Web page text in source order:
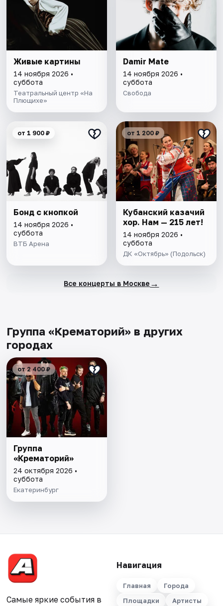
Живые картины
14 ноября 2026 •
суббота
Театральный центр «На
Плющихе»
Damir Mate
14 ноября 2026 •
суббота
Свобода
от 1 900 ₽
Бонд с кнопкой
14 ноября 2026 •
суббота
ВТБ Арена
от 1 200 ₽
Кубанский казачий
хор. Нам — 215 лет!
14 ноября 2026 •
суббота
ДК «Октябрь» (Подольск)
Все концерты в Москве →
Группа «Крематорий» в других
городах
от 2 400 ₽
Группа
«Крематорий»
24 октября 2026 •
суббота
Екатеринбург
Самые яркие события в
Навигация
Главная
Города
Площадки
Артисты